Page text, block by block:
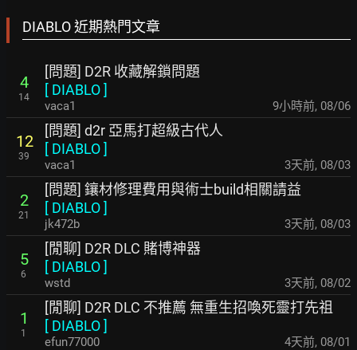
DIABLO 近期熱門文章
4
14
[問題] D2R 收藏解鎖問題
[ DIABLO]
vaca1 9小時前, 08/06
12
39
[問題] d2r 亞馬打超級古代人
[ DIABLO]
vaca1 3天前, 08/03
2
21
[問題] 鑲材修理費用與術士build相關請益
[ DIABLO]
jk472b 3天前, 08/03
5
6
[閒聊] D2R DLC 賭博神器
[ DIABLO]
wstd 3天前, 08/02
1
1
[閒聊] D2R DLC 不推薦 無重生招喚死靈打先祖
[ DIABLO]
efun77000 4天前, 08/01